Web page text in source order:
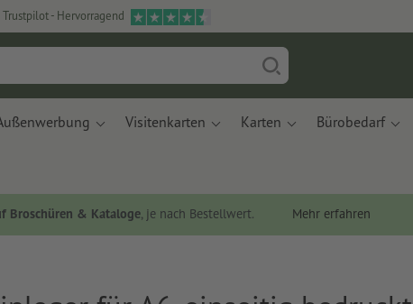
Trustpilot - Hervorragend
Visitenkarten Karten Bürobedarf
Broschüren & Kataloge, je nach Bestellwert. Mehr erfahren